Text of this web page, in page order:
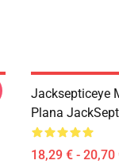
Jacksepticeye
Plana
18,29 € - 20,70